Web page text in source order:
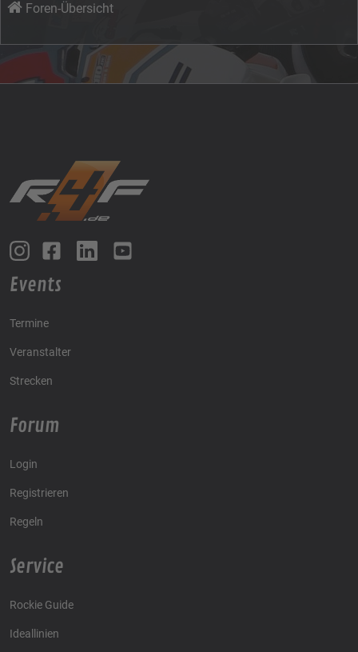
Foren-Übersicht
Events
Termine
Veranstalter
Strecken
Forum
Login
Registrieren
Regeln
Service
Rockie Guide
Ideallinien